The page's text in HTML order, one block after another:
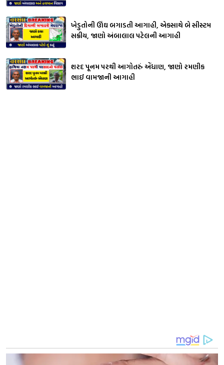
ખેડુતોની ઊંઘ બગાડતી આગાહી, એકસાથે બે સીસ્ટમ
સક્રીય, જાણો અંબાલાલ પટેલની આગાહી
શરદ પૂનમ પરથી આગોતરું એંધાણ, જાણો રમણીક
ભાઈ વામજાની આગાહી